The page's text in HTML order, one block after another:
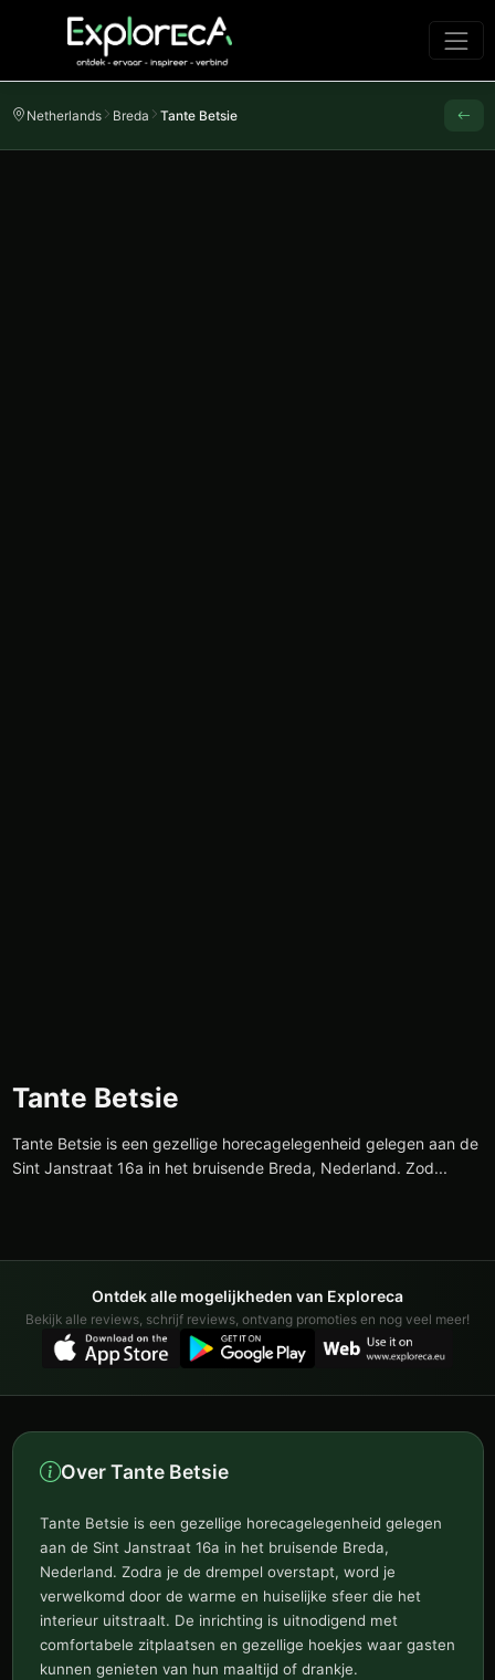
Netherlands Breda Tante Betsie
Tante Betsie
Tante Betsie is een gezellige horecagelegenheid gelegen aan de
Sint Janstraat 16a in het bruisende Breda, Nederland. Zod...
Ontdek alle mogelijkheden van Exploreca
Bekijk alle reviews, schrijf reviews, ontvang promoties en nog veel meer!
Over Tante Betsie
Tante Betsie is een gezellige horecagelegenheid gelegen
aan de Sint Janstraat 16a in het bruisende Breda,
Nederland. Zodra je de drempel overstapt, word je
verwelkomd door de warme en huiselijke sfeer die het
interieur uitstraalt. De inrichting is uitnodigend met
comfortabele zitplaatsen en gezellige hoekjes waar gasten
kunnen genieten van hun maaltijd of drankje.